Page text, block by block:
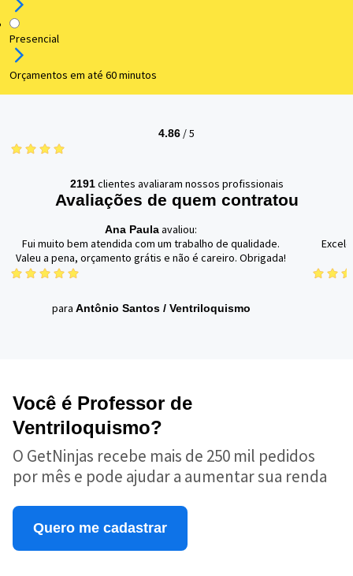
Presencial
Orçamentos em até 60 minutos
4.86 /5
2191clientes avaliaram nossos profissionais
Avaliações de quem contratou
Ana Paulaavaliou:
Fui muito bem atendida com um trabalho de qualidade.
Valeu a pena, orçamento grátis e não é careiro. Obrigada!
para Antônio Santos/ Ventriloquismo
Você é Professor de
Ventriloquismo?
O GetNinjas recebe mais de 250 mil pedidos
por mês e pode ajudar a aumentar sua renda
Quero me cadastrar